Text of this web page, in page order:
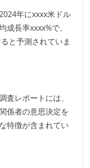
年にxxxx米ドル
成長率xxxx%で、
と予測されていま
査レポートには、
係者の意思決定を
特徴が含まれてい